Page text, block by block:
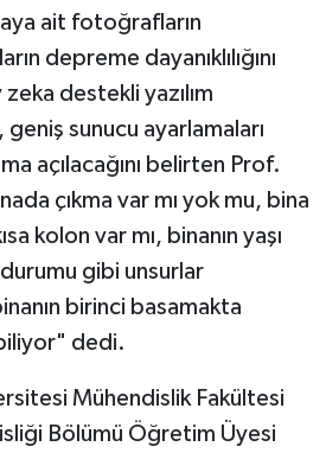
ait fotoğrafların
depreme dayanıklılığını
destekli yazılım
geniş sunucu ayarlamaları
açılacağını belirten Prof.
çıkma var mı yok mu, bina
kolon var mı, binanın yaşı
gibi unsurlar
birinci basamakta
dedi.
Mühendislik Fakültesi
Bölümü Öğretim Üyesi